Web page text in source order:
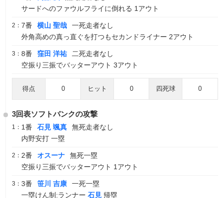
サードへのファウルフライに倒れる 1アウト
2： 7番 横山 聖哉
一死走者なし
外角高めの真っ直ぐを打つもセカンドライナー 2アウト
3： 8番 窪田 洋祐
二死走者なし
空振り三振でバッターアウト 3アウト
得点 0 ヒット 0 四死球 0
3回表ソフトバンクの攻撃
1： 1番 石見 颯真
無死走者なし
内野安打 一塁
2： 2番 オスーナ
無死一塁
空振り三振でバッターアウト 1アウト
3： 3番 笹川 吉康
一死一塁
一塁けん制:ランナー 石見 帰塁